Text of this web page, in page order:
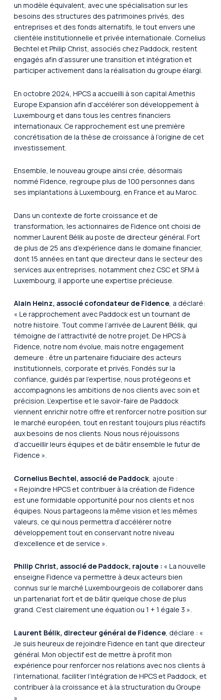
un modèle équivalent, avec une spécialisation sur les
besoins des structures des patrimoines privés, des
entreprises et des fonds alternatifs, le tout envers une
clientèle institutionnelle et privée internationale. Cornelius
Bechtel et Philip Christ, associés chez Paddock, restent
engagés afin d’assurer une transition et intégration et
participer activement dans la réalisation du groupe élargi.
En octobre 2024, HPCS a accueilli à son capital Amethis
Europe Expansion afin d’accélérer son développement à
Luxembourg et dans tous les centres financiers
internationaux. Ce rapprochement est une première
concrétisation de la thèse de croissance à l’origine de cet
investissement.
Ensemble, le nouveau groupe ainsi crée, désormais
nommé Fidence, regroupe plus de 100 personnes dans
ses implantations à Luxembourg, en France et au Maroc.
Dans un contexte de forte croissance et de
transformation, les actionnaires de Fidence ont choisi de
nommer Laurent Bélik au poste de directeur général. Fort
de plus de 25 ans d’expérience dans le domaine financier,
dont 15 années en tant que directeur dans le secteur des
services aux entreprises, notamment chez CSC et SFM à
Luxembourg, il apporte une expertise précieuse.
Alain Heinz, associé cofondateur de Fidence, a déclaré:
« Le rapprochement avec Paddock est un tournant de
notre histoire. Tout comme l’arrivée de Laurent Bélik, qui
témoigne de l’attractivité de notre projet. De HPCS à
Fidence, notre nom évolue, mais notre engagement
demeure : être un partenaire fiduciaire des acteurs
institutionnels, corporate et privés. Fondés sur la
confiance, guidés par l’expertise, nous protégeons et
accompagnons les ambitions de nos clients avec soin et
précision. L’expertise et le savoir-faire de Paddock
viennent enrichir notre offre et renforcer notre position sur
le marché européen, tout en restant toujours plus réactifs
aux besoins de nos clients. Nous nous réjouissons
d’accueillir leurs équipes et de bâtir ensemble le futur de
Fidence ».
Cornelius Bechtel, associé de Paddock , ajoute :
« Rejoindre HPCS et contribuer à la création de Fidence
est une formidable opportunité pour nos clients et nos
équipes. Nous partageons la même vision et les mêmes
valeurs, ce qui nous permettra d’accélérer notre
développement tout en conservant notre niveau
d’excellence et de service ».
Philip Christ, associé de Paddock, rajoute : « La nouvelle
enseigne Fidence va permettre à deux acteurs bien
connus sur le marché Luxembourgeois de collaborer dans
un partenariat fort et de bâtir quelque chose de plus
grand. C’est clairement une équation ou 1 + 1 égale 3 ».
Laurent Bélik, directeur général de Fidence , déclare : «
Je suis heureux de rejoindre Fidence en tant que directeur
général. Mon objectif est de mettre à profit mon
expérience pour renforcer nos relations avec nos clients à
l’international, faciliter l’intégration de HPCS et Paddock, et
contribuer à la croissance et à la structuration du Groupe
».